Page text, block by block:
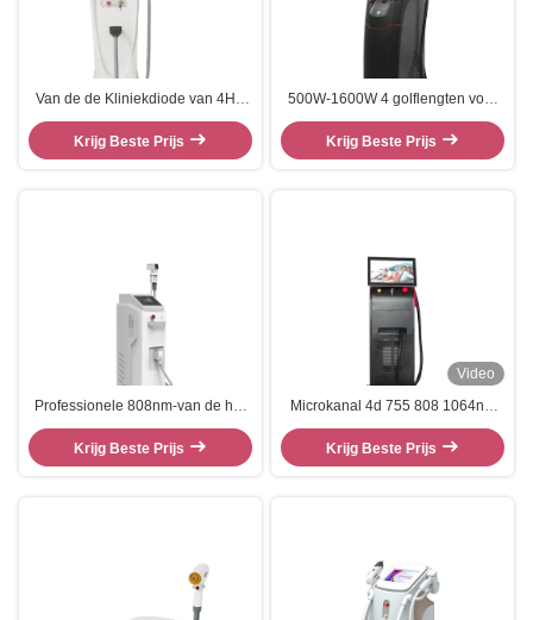
Van de de Kliniekdiode van 4HZ
808nm van het de Laserhaar de
Verwijderingsmachine
Krijg Beste Prijs
500W-1600W 4 golflengten voor
alle huidkleuren 808nm diode
laser ontharingsmachine
Krijg Beste Prijs
Professionele 808nm-van de het
Haarverwijdering van de
Diodelaser de Machineoem
Permanent Odm
Krijg Beste Prijs
Video
Microkanal 4d 755 808 1064nm
Diode laser ontharing machine
Krijg Beste Prijs